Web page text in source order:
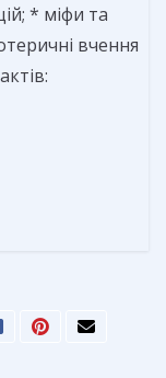
* міфи та
вчення